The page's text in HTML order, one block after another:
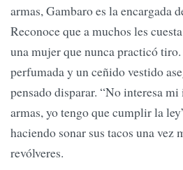
armas, Gambaro es la encargada
Reconoce que a muchos les
una mujer que nunca practicó
perfumada y un ceñido vestido
pensado disparar. “No interesa
armas, yo tengo que cumplir la
haciendo sonar sus tacos una vez
revólveres.